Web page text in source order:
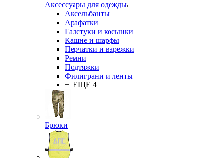
Аксессуары для одежды
Аксельбанты
Арафатки
Галстуки и косынки
Кашне и шарфы
Перчатки и варежки
Ремни
Подтяжки
Филиграни и ленты
+ ЕЩЕ 4
Брюки